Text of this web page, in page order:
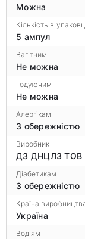
Можна
Кількість в
5 ампул
Вагітним
Не можна
Годуючим
Не можна
Алергікам
З обережністю
Виробник
ДЗ ДНЦЛЗ ТОВ
Діабетикам
З обережністю
Країна
Україна
Водіям